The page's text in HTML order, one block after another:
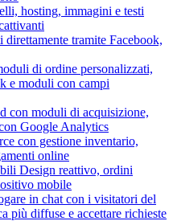
hosting, immagini e testi
direttamente tramite Facebook,
di ordine personalizzati,
e moduli con campi
con moduli di acquisizione,
Google Analytics
con gestione inventario,
online
Design reattivo, ordini
mobile
in chat con i visitatori del
più diffuse e accettare richieste